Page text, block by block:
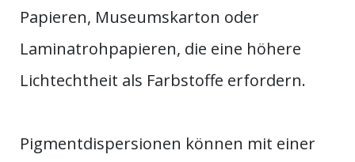
Papieren, Museumskarton oder
Laminatrohpapieren, die eine höhere
Lichtechtheit als Farbstoffe erfordern.
Pigmentdispersionen können mit einer